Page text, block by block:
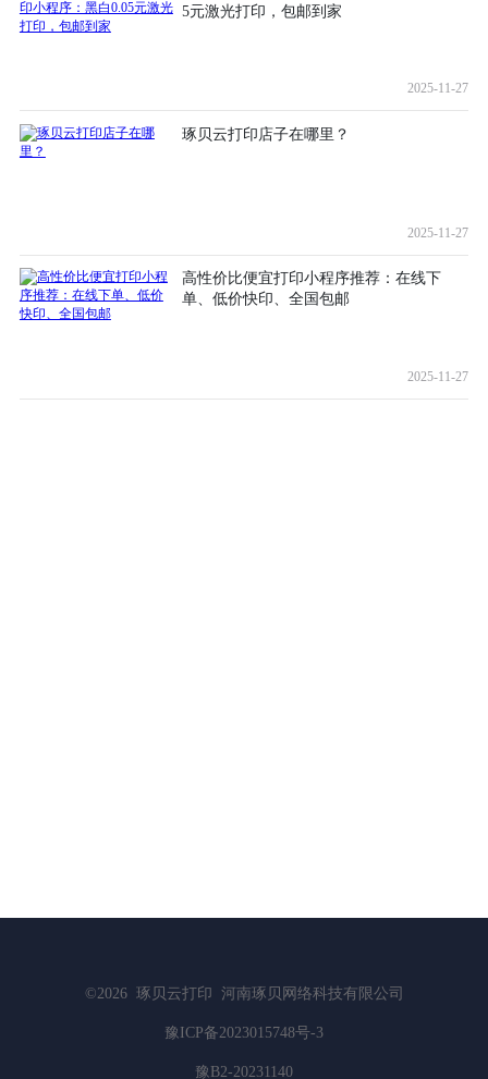
5元激光打印，包邮到家
2025-11-27
琢贝云打印店子在哪里？
2025-11-27
高性价比便宜打印小程序推荐：在线下
单、低价快印、全国包邮
2025-11-27
©2026 琢贝云打印 河南琢贝网络科技有限公司
豫ICP备2023015748号-3
豫B2-20231140